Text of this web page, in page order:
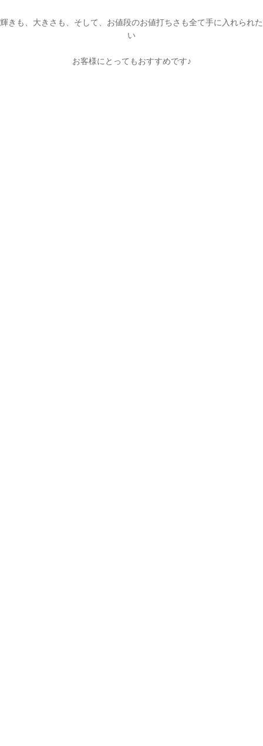
輝きも、大きさも、そして、お値段のお値打ちさも全て手に入れられた
い
お客様にとってもおすすめです♪